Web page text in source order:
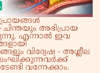
ചിന്തയും അഭിപ്രായ
എന്നാൽ ഇവ
വിദ്വേഷ - അശ്ലീല
വന്നേക്കാം.